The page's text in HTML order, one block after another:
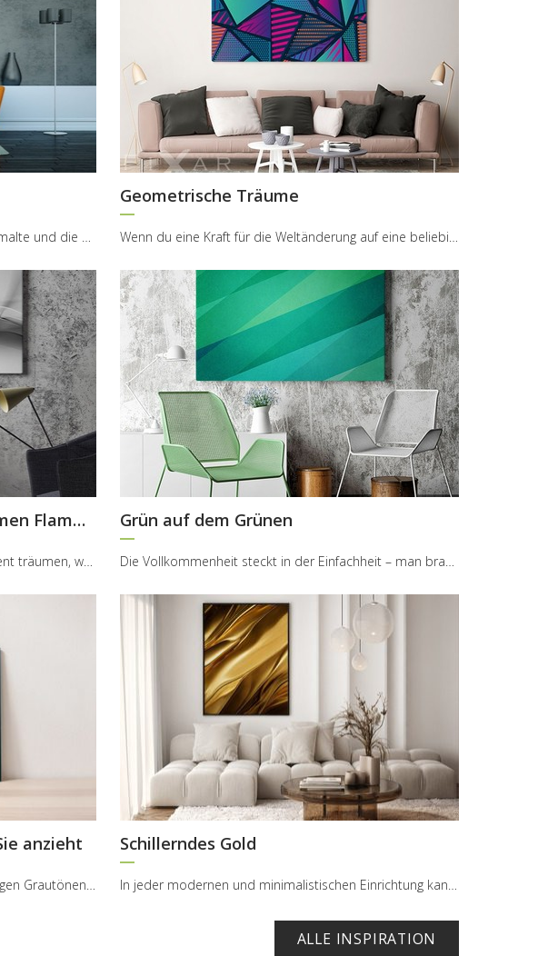
Das starke, mit den intensiven Farben gemalte und die untypische Form darstellende Triptychon. Da...
Geometrische Träume
Wenn du eine Kraft für die Weltänderung auf eine beliebige geometrische Figur hättest, was für Fi...
Im Windschtoß der monochromen Flamme
Wenn du von dem ungewöhnlichen Element träumen, wenige von uns denken an die monochrome Welle, an...
Grün auf dem Grünen
anzieht
In einem Raum, der von Weiß oder trendigen Grautönen dominiert wird, lohnt es sich, ein Detail zu...
Schillerndes Gold
In jeder modernen und minimalistischen Einrichtung kann Langeweile aufkommen. Das ist eine häufig...
ALLE INSPIRATION